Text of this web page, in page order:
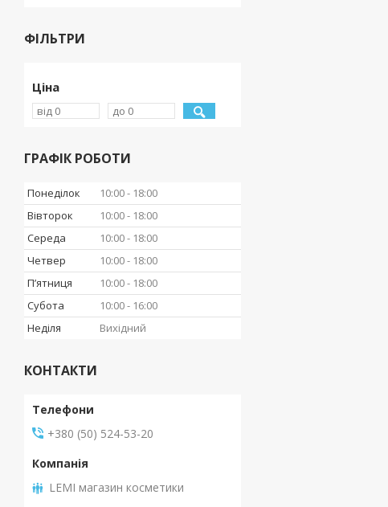
ФІЛЬТРИ
Ціна
ГРАФІК РОБОТИ
Понеділок 10:00
18:00
Вівторок
10:00
18:00
Середа
10:00
18:00
Четвер
10:00
18:00
Пʼятниця
10:00
18:00
Субота
10:00
16:00
Неділя
Вихідний
КОНТАКТИ
+380 (50) 524-53-20
LEMI магазин косметики